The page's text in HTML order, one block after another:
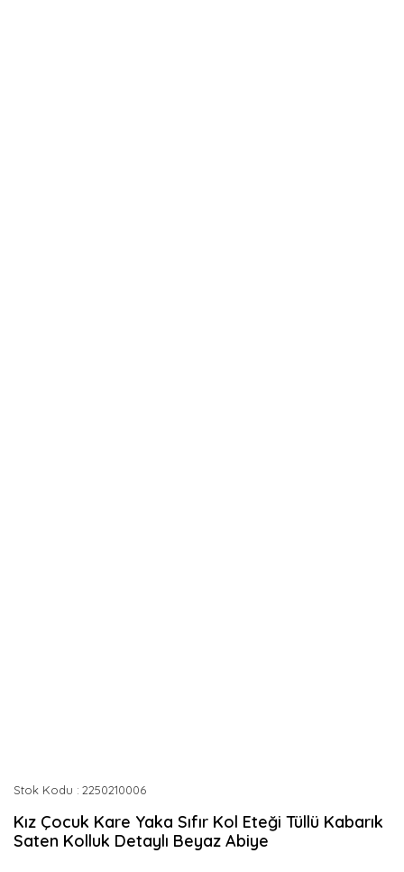
Stok Kodu 2250210006
Kız Çocuk Kare Yaka Sıfır Kol Eteği Tüllü Kabarık
Saten Kolluk Detaylı Beyaz Abiye